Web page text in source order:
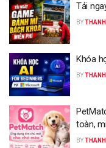
Tải
BYTHANH
Khóa
BYTHANH
toàn,
BYTHANH